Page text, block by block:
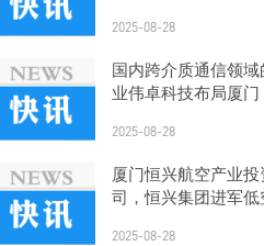
2025-08-28
国内跨介质通信领域
业伟卓科技布局厦门
2025-08-28
厦门恒兴航空产业投
司，恒兴集团进军低
2025-08-28